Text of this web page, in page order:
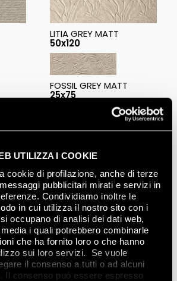
UTILIZZA I COOKIE
cookie di profilazione, anche di terze
pubblicitari mirati e servizi in
Condividiamo inoltre le
in cui utilizza il nostro sito con i
occupano di analisi dei dati web,
i quali potrebbero combinarle
che ha fornito loro o che hanno
sui loro servizi. Se vuole
il consenso a tutti o ad alcuni
. Il consenso può essere espresso
LITIA GREY MATT
50x120
FOSSIL GREY MATT
25x75